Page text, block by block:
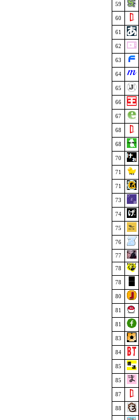
59
60
61
62
63
64
65
66
67
68
68
70
71
71
73
74
75
76
77
78
78
80
81
81
83
84
85
85
87
88